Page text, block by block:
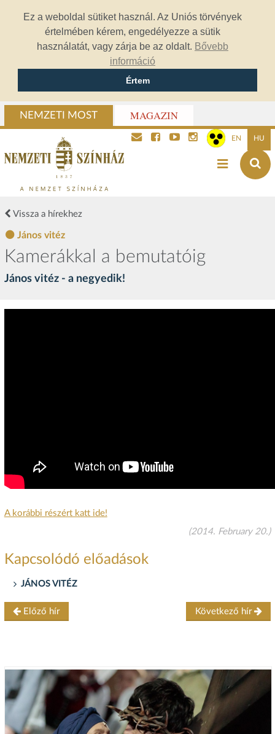
Ez a weboldal sütiket használ. Az Uniós törvények
értelmében kérem, engedélyezze a sütik
használatát, vagy zárja be az oldalt. Bővebb
információ
Értem
NEMZETI MOST MAGAZIN
EN HU
Vissza a hírekhez
János vitéz
Kamerákkal a bemutatóig
János vitéz - a negyedik!
A korábbi részért katt ide!
(2014. February 20.)
Kapcsolódó előadások
JÁNOS VITÉZ
Előző hír Következő hír